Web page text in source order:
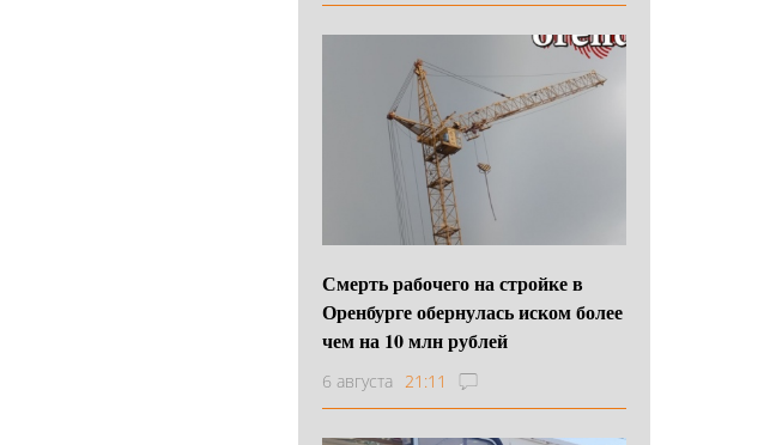
Смерть рабочего на стройке в
Оренбурге обернулась иском более
чем на 10 млн рублей
6 августа 21:11